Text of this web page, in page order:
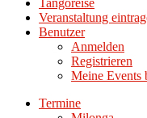
Tangoreise
Veranstaltung
Benutzer
Anmelden
Registrieren
Meine Events
Termine